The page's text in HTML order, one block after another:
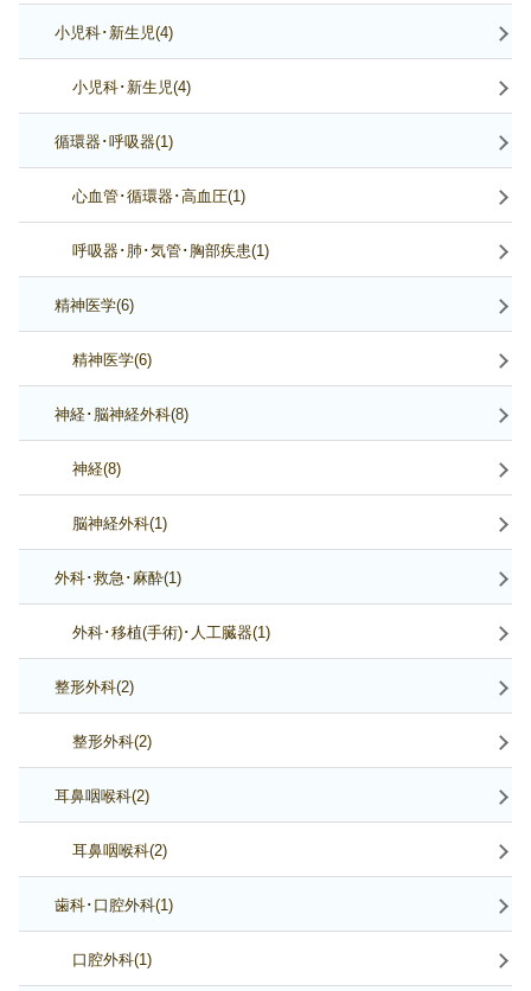
小児科･新生児(4)
小児科･新生児(4)
循環器･呼吸器(1)
心血管･循環器･高血圧(1)
呼吸器･肺･気管･胸部疾患(1)
精神医学(6)
精神医学(6)
神経･脳神経外科(8)
神経(8)
脳神経外科(1)
外科･救急･麻酔(1)
外科･移植(手術)･人工臓器(1)
整形外科(2)
整形外科(2)
耳鼻咽喉科(2)
耳鼻咽喉科(2)
歯科･口腔外科(1)
口腔外科(1)